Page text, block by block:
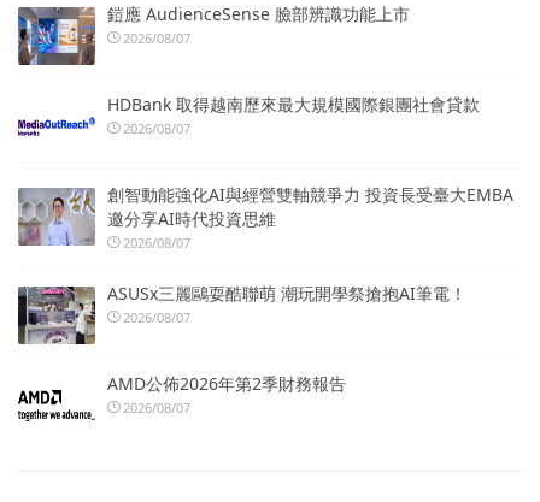
鎧應 AudienceSense 臉部辨識功能上市
2026/08/07
HDBank 取得越南歷來最大規模國際銀團社會貸款
2026/08/07
創智動能強化AI與經營雙軸競爭力 投資長受臺大EMBA
邀分享AI時代投資思維
2026/08/07
ASUSx三麗鷗耍酷聯萌 潮玩開學祭搶抱AI筆電！
2026/08/07
AMD公佈2026年第2季財務報告
2026/08/07